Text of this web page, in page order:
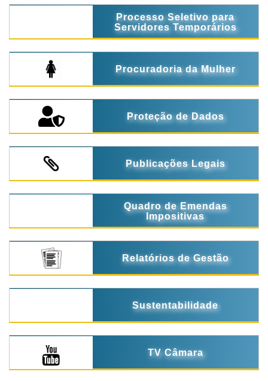
Processo Seletivo para
Servidores Temporários
Procuradoria da Mulher
Proteção de Dados
Publicações Legais
Quadro de Emendas
Impositivas
Relatórios de Gestão
Sustentabilidade
TV Câmara